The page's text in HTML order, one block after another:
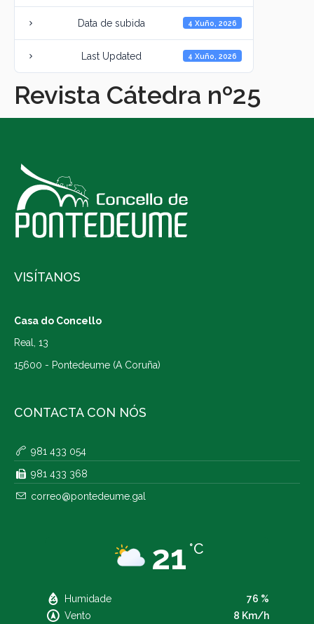
Data de subida 4 Xuño, 2026
Last Updated 4 Xuño, 2026
Revista Cátedra nº25
VISÍTANOS
Casa do Concello
Real, 13
15600 - Pontedeume (A Coruña)
CONTACTA CON NÓS
981 433 054
981 433 368
correo@pontedeume.gal
21 °C
Humidade
76 %
Vento
8 Km/h